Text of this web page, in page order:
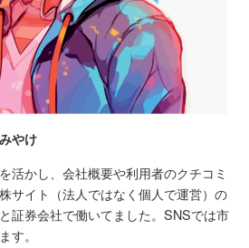
やけ
活かし、会社概要や利用者のクチコミ
サイト（法人ではなく個人で運営）の
証券会社で働いてました。SNSでは市
す。